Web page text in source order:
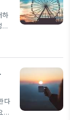
프
.
다
즘